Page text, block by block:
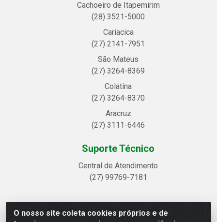
O nosso site coleta cookies próprios e de
Cachoeiro de Itapemirim
(28) 3521-5000
Cariacica
(27) 2141-7951
São Mateus
(27) 3264-8369
Colatina
(27) 3264-8370
Aracruz
(27) 3111-6446
Suporte Técnico
Central de Atendimento
(27) 99769-7181
Linhavix Distribuidora LTDA - Avenida Alegre, 2521 -